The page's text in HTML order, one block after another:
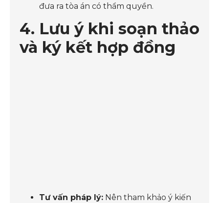
đưa ra tòa án có thẩm quyền.
4. Lưu ý khi soạn thảo
và ký kết hợp đồng
Tư vấn pháp lý: Nên tham khảo ý kiến